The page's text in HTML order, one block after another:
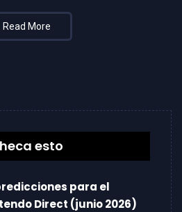
Read More
esto
para el
Direct (junio 2026)